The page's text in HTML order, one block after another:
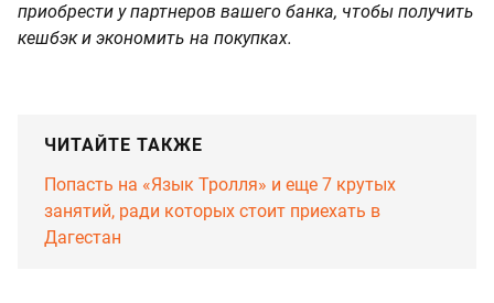
приобрести у партнеров вашего банка, чтобы получить
кешбэк и экономить на покупках.
ЧИТАЙТЕ ТАКЖЕ
Попасть на «Язык Тролля» и еще 7 крутых
занятий, ради которых стоит приехать в
Дагестан